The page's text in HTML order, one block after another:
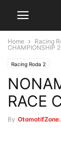
Home Racing
CHAMPIONSHIP
Racing Roda 2
RACE
By